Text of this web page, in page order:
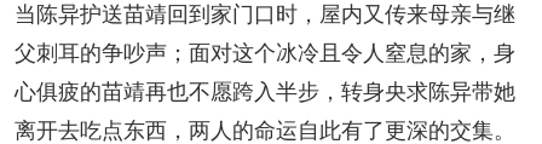
当陈异护送苗靖回到家门口时，屋内又传来母亲与继
父刺耳的争吵声；面对这个冰冷且令人窒息的家，身
心俱疲的苗靖再也不愿跨入半步，转身央求陈异带她
离开去吃点东西，两人的命运自此有了更深的交集。